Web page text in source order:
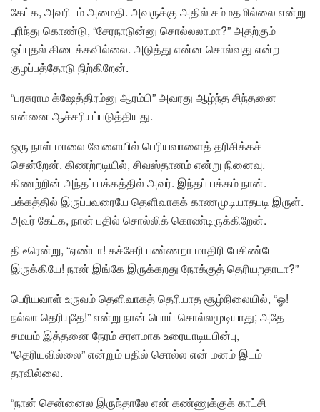
கேட்க, அவரிடம் அமைதி. அவருக்கு அதில் சம்மதமில்லை என்று
புரிந்து கொண்டு, “சேரநாடுன்னு சொல்லலாமா?” அதற்கும்
ஒப்புதல் கிடைக்கவில்லை. அடுத்து என்ன சொல்வது என்ற
குழப்பத்தோடு நிற்கிறேன்.
“பரசுராம க்ஷேத்திரம்னு ஆரம்பி” அவரது ஆழ்ந்த சிந்தனை
என்னை ஆச்சரியப்படுத்தியது.
ஒரு நாள் மாலை வேளையில் பெரியவாளைத் தரிசிக்கச்
சென்றேன். கிணற்றடியில், சிவஸ்தானம் என்று நினைவு.
கிணற்றின் அந்தப் பக்கத்தில் அவர். இந்தப் பக்கம் நான்.
பக்கத்தில் இருப்பவரையே தெளிவாகக் காணமுடியாதபடி இருள்.
அவர் கேட்க, நான் பதில் சொல்லிக் கொண்டிருக்கிறேன்.
திடீரென்று, “ஏண்டா! கச்சேரி பண்ணறா மாதிரி பேசிண்டே
இருக்கியே! நான் இங்கே இருக்கறது நோக்குத் தெரியறதாடா?”
பெரியவாள் உருவம் தெளிவாகத் தெரியாத சூழ்நிலையில், “ஓ!
நல்லா தெரியுதே!” என்று நான் பொய் சொல்லமுடியாது; அதே
சமயம் இத்தனை நேரம் சரளமாக உரையாடியபின்பு,
“தெரியவில்லை” என்றும் பதில் சொல்ல என் மனம் இடம்
தரவில்லை.
“நான் சென்னைல இருந்தாலே என் கண்ணுக்குக் காட்சி